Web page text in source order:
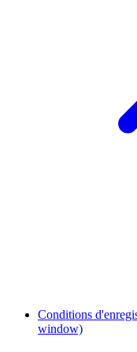
Conditions
window)